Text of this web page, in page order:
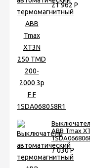
21 962 Р
ABB Tmax
7 030Р